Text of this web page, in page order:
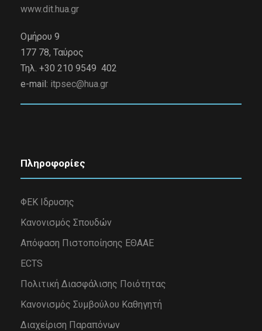
www.dit.hua.gr
Ομήρου 9
177 78, Ταύρος
Τηλ. +30 210 9549 402
e-mail: itpsec@hua.gr
Πληροφορίες
ΦΕΚ Ιδρυσης
Κανονισμός Σπουδών
Απόφαση Πιστοποίησης ΕΘΑΑΕ
ECTS
Πολιτική Διασφάλισης Ποιότητας
Κανονισμός Συμβούλου Καθηγητή
Διαχείριση Παραπόνων